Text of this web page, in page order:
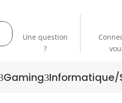
Une question
?
Gaming3Informatique/